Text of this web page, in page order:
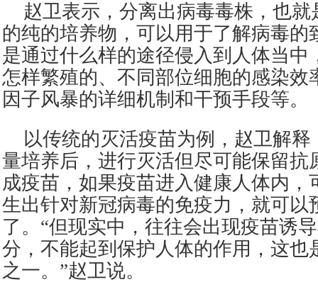
赵卫表示，分离出病毒毒株，也
的纯的培养物，可以用于了解病毒的
是通过什么样的途径侵入到人体当中
怎样繁殖的、不同部位细胞的感染效
因子风暴的详细机制和干预手段等。
以传统的灭活疫苗为例，赵卫解
量培养后，进行灭活但尽可能保留抗
成疫苗，如果疫苗进入健康人体内，
生出针对新冠病毒的免疫力，就可以
了。“但现实中，往往会出现疫苗诱
分，不能起到保护人体的作用，这也
之一。”赵卫说。